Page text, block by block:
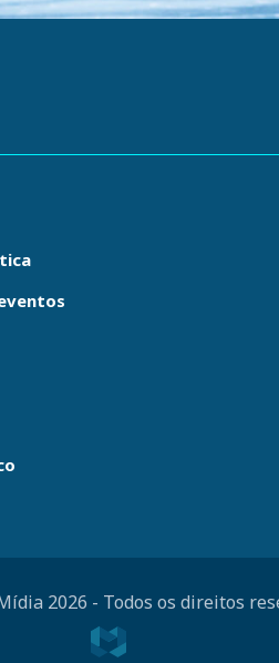
2026 - Todos os direitos